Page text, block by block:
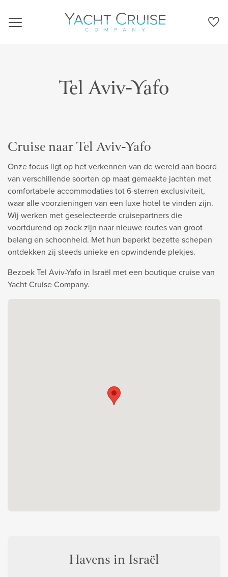
Navigation
Tel Aviv-Yafo
Cruise naar Tel Aviv-Yafo
Onze focus ligt op het verkennen van de wereld aan boord
van verschillende soorten op maat gemaakte jachten met
comfortabele accommodaties tot 6-sterren exclusiviteit,
waar alle voorzieningen van een luxe hotel te vinden zijn.
Wij werken met geselecteerde cruisepartners die
voortdurend op zoek zijn naar nieuwe routes van groot
belang en schoonheid. Met hun beperkt bezette schepen
ontdekken zij steeds unieke en opwindende plekjes.
Bezoek Tel Aviv-Yafo in Israël met een boutique cruise van
Yacht Cruise Company.
Havens in Israël